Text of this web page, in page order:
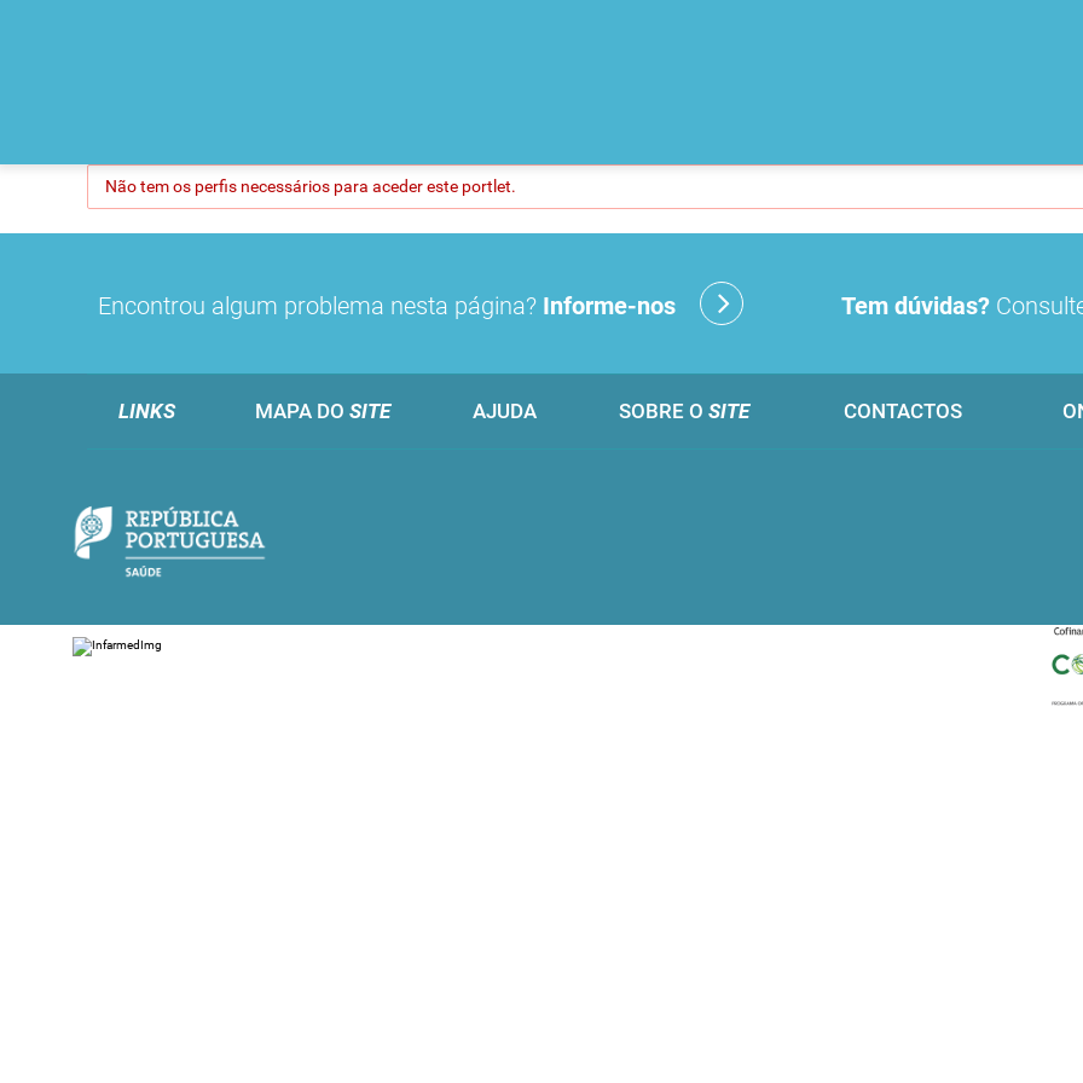
Não tem os perfis necessários para aceder este portlet.
Encontrou algum problema nesta página? Informe-nos Tem dúvidas?
LINKS MAPA DO SITE AJUDA SOBRE O SITE CONTACTOS